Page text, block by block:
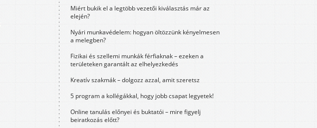
Miért bukik el a legtöbb vezetői kiválasztás már az
elején?
Nyári munkavédelem: hogyan öltözzünk kényelmesen
a melegben?
Fizikai és szellemi munkák férfiaknak – ezeken a
területeken garantált az elhelyezkedés
Kreatív szakmák – dolgozz azzal, amit szeretsz
5 program a kollégákkal, hogy jobb csapat legyetek!
Online tanulás előnyei és buktatói – mire figyelj
beiratkozás előtt?